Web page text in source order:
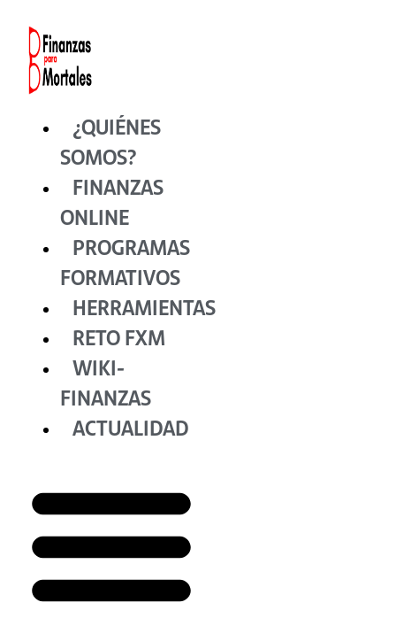
contenido
¿QUIÉNES
SOMOS?
FINANZAS
ONLINE
PROGRAMAS
FORMATIVOS
HERRAMIENTAS
RETO FXM
WIKI-
FINANZAS
ACTUALIDAD